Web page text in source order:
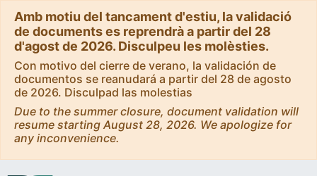
Amb motiu del tancament d'estiu, la validació
de documents es reprendrà a partir del 28
d'agost de 2026. Disculpeu les molèsties.
Con motivo del cierre de verano, la validación de
documentos se reanudará a partir del 28 de agosto
de 2026. Disculpad las molestias
Due to the summer closure, document validation will
resume starting August 28, 2026. We apologize for
any inconvenience.